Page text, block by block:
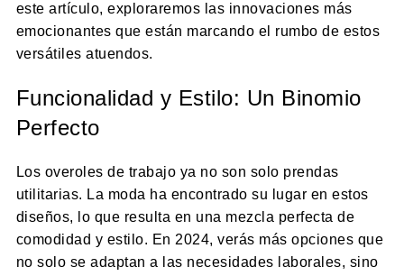
este artículo, exploraremos las innovaciones más
emocionantes que están marcando el rumbo de estos
versátiles atuendos.
Funcionalidad y Estilo: Un Binomio
Perfecto
Los overoles de trabajo ya no son solo prendas
utilitarias. La moda ha encontrado su lugar en estos
diseños, lo que resulta en una mezcla perfecta de
comodidad y estilo. En 2024, verás más opciones que
no solo se adaptan a las necesidades laborales, sino